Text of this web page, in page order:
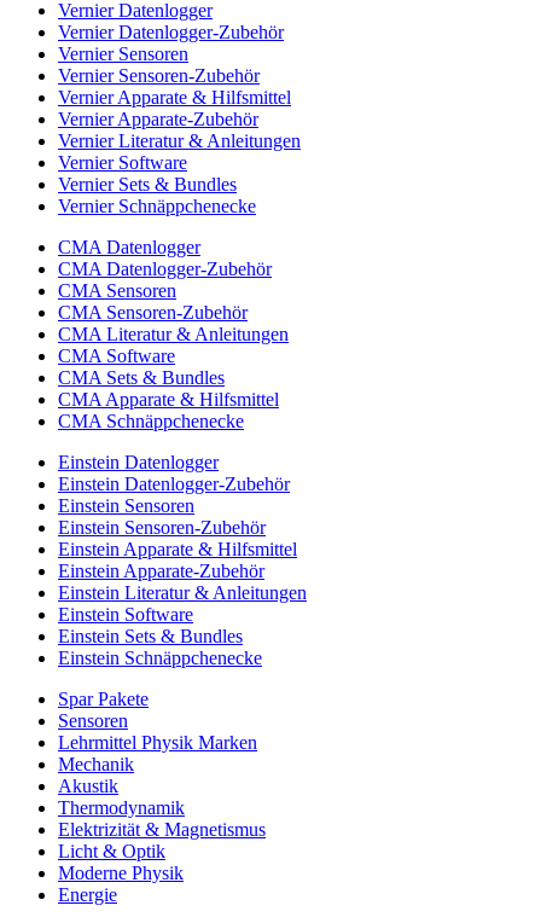
Vernier Datenlogger
Vernier Datenlogger-Zubehör
Vernier Sensoren
Vernier Sensoren-Zubehör
Vernier Apparate & Hilfsmittel
Vernier Apparate-Zubehör
Vernier Literatur & Anleitungen
Vernier Software
Vernier Sets & Bundles
Vernier Schnäppchenecke
CMA Datenlogger
CMA Datenlogger-Zubehör
CMA Sensoren
CMA Sensoren-Zubehör
CMA Literatur & Anleitungen
CMA Software
CMA Sets & Bundles
CMA Apparate & Hilfsmittel
CMA Schnäppchenecke
Einstein Datenlogger
Einstein Datenlogger-Zubehör
Einstein Sensoren
Einstein Sensoren-Zubehör
Einstein Apparate & Hilfsmittel
Einstein Apparate-Zubehör
Einstein Literatur & Anleitungen
Einstein Software
Einstein Sets & Bundles
Einstein Schnäppchenecke
Spar Pakete
Sensoren
Lehrmittel Physik Marken
Mechanik
Akustik
Thermodynamik
Elektrizität & Magnetismus
Licht & Optik
Moderne Physik
Energie